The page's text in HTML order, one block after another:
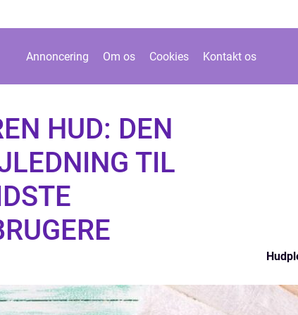
Annoncering Om os Cookies Kontakt os
HUD: DEN
TIL